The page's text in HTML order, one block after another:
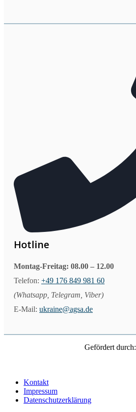
Hotline
Montag-Freitag: 08.00 – 12.00
Telefon: +49 176 849 981 60
(Whatsapp, Telegram, Viber)
E-Mail: ukraine@agsa.de
Gefördert durch:
Kontakt
Impressum
Datenschutzerklärung